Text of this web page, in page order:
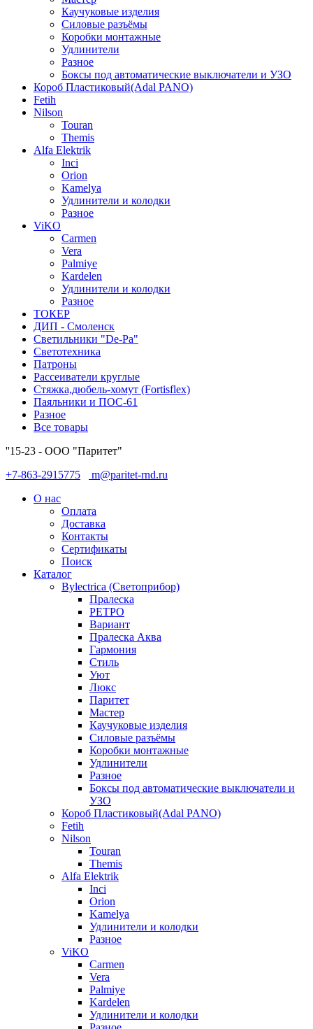
Каучуковые изделия
Силовые разъёмы
Коробки монтажные
Удлинители
Разное
Боксы под автоматические выключатели и УЗО
Короб Пластиковый(Adal PANO)
Fetih
Nilson
Touran
Themis
Alfa Elektrik
Inci
Orion
Kamelya
Удлинители и колодки
Разное
ViKO
Carmen
Vera
Palmiye
Kardelen
Удлинители и колодки
Разное
ТОКЕР
ДИП - Смоленск
Светильники "De-Pa"
Светотехника
Патроны
Рассеиватели круглые
Стяжка,дюбель-хомут (Fortisflex)
Паяльники и ПОС-61
Разное
Все товары
''15-23 - ООО "Паритет"
+7-863-2915775
m@paritet-rnd.ru
О нас
Оплата
Доставка
Контакты
Сертификаты
Поиск
Каталог
Bylectrica (Светоприбор)
Пралеска
РЕТРО
Вариант
Пралеска Аква
Гармония
Стиль
Уют
Люкс
Паритет
Мастер
Каучуковые изделия
Силовые разъёмы
Коробки монтажные
Удлинители
Разное
Боксы под автоматические выключатели и
УЗО
Короб Пластиковый(Adal PANO)
Fetih
Nilson
Touran
Themis
Alfa Elektrik
Inci
Orion
Kamelya
Удлинители и колодки
Разное
ViKO
Carmen
Vera
Palmiye
Kardelen
Удлинители и колодки